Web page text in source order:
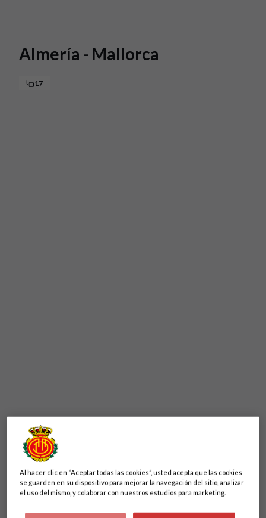
Almería - Mallorca
17
Al hacer clic en “Aceptar todas las cookies”, usted acepta que las cookies
se guarden en su dispositivo para mejorar la navegación del sitio, analizar
el uso del mismo, y colaborar con nuestros estudios para marketing.